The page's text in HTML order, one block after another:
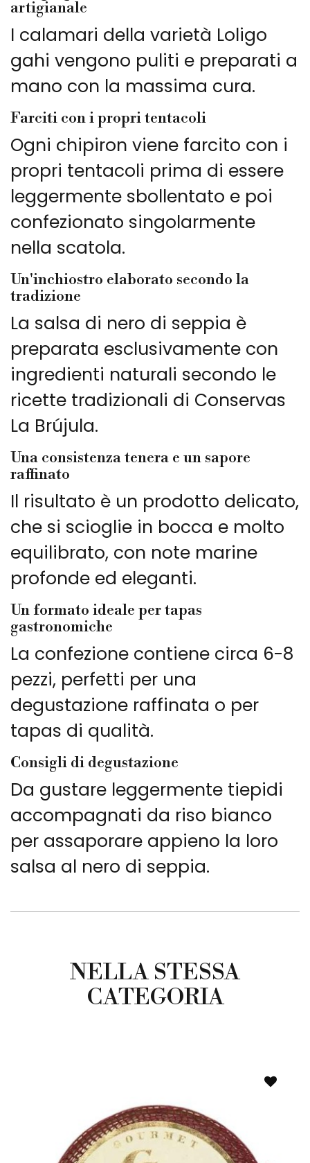
artigianale
I calamari della varietà Loligo
gahi vengono puliti e preparati a
mano con la massima cura.
Farciti con i propri tentacoli
Ogni chipiron viene farcito con i
propri tentacoli prima di essere
leggermente sbollentato e poi
confezionato singolarmente
nella scatola.
Un'inchiostro elaborato secondo la
tradizione
La salsa di nero di seppia è
preparata esclusivamente con
ingredienti naturali secondo le
ricette tradizionali di Conservas
La Brújula.
Una consistenza tenera e un sapore
raffinato
Il risultato è un prodotto delicato,
che si scioglie in bocca e molto
equilibrato, con note marine
profonde ed eleganti.
Un formato ideale per tapas
gastronomiche
La confezione contiene circa 6-8
pezzi, perfetti per una
degustazione raffinata o per
tapas di qualità.
Consigli di degustazione
Da gustare leggermente tiepidi
accompagnati da riso bianco
per assaporare appieno la loro
salsa al nero di seppia.
NELLA STESSA
CATEGORIA